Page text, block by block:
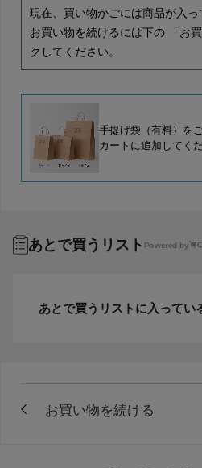
現在、買い物かごには商品が入っ
お買い物を続けるには下の 「お
クしてください。
手提げ袋（有料）を
カートに追加してくだ
あとで買うリスト Powered by
あとで買うリストに入ってい